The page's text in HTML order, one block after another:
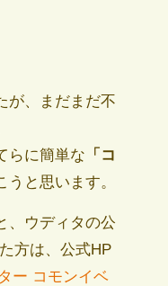
が、まだまだ不
らに簡単な 「コ
うと思います。
、ウディタの公
方は、公式HP
ー コモンイベ